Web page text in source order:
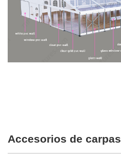
Accesorios de carpas